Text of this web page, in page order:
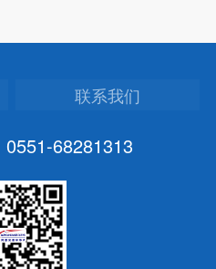
联系我们
0551-68281313